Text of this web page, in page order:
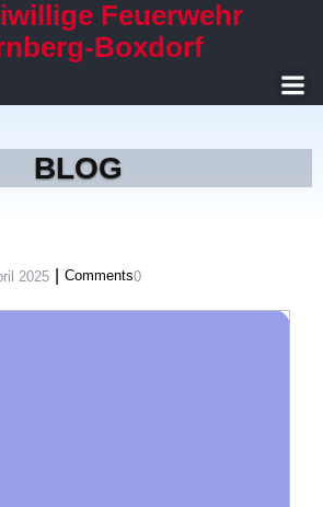
Feuerwehr
Boxdorf
BLOG
2025 Comments0